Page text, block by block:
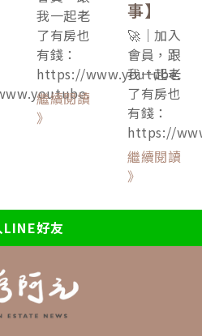
我一起老
了有房也
有錢：
https://www.youtube.
繼續閱讀
》
事】
🚀｜加入
會員，跟
我一起老
了有房也
有錢：
https://
繼續閱讀
》
LINE好友